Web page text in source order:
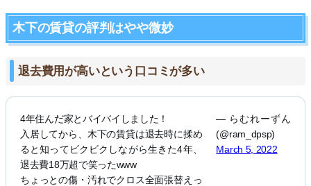
木下の賃貸の評判はやや微妙
退去費用が高いという口コミが多い
4年住んだ家とバイバイしました！
入居してから、木下の賃貸は退去時に揉め
ると知ってビクビクしながら生きた4年、
退去費18万超で笑ったwww
ちょっとの傷・汚れでクロス全面張替えっ
— らむれーずん
(@ram_dpsp)
March 5, 2022